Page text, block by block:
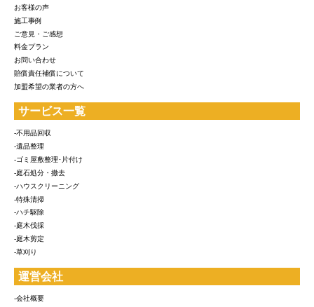
お客様の声
施工事例
ご意見・ご感想
料金プラン
お問い合わせ
賠償責任補償について
加盟希望の業者の方へ
サービス一覧
-不用品回収
-遺品整理
-ゴミ屋敷整理･片付け
-庭石処分・撤去
-ハウスクリーニング
-特殊清掃
-ハチ駆除
-庭木伐採
-庭木剪定
-草刈り
運営会社
-会社概要